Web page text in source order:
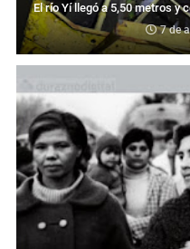
El río Yí llegó a 5,50 metros y
7 de